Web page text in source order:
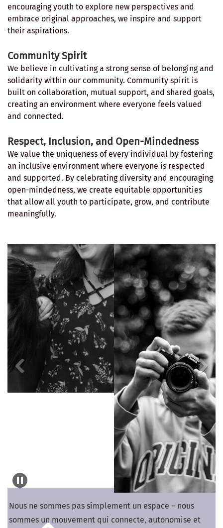
encouraging youth to explore new perspectives and
embrace original approaches, we inspire and support
their aspirations.
Community Spirit
We believe in cultivating a strong sense of belonging and
solidarity within our community. Community spirit is
built on collaboration, mutual support, and shared goals,
creating an environment where everyone feels valued
and connected.
Respect, Inclusion, and Open-Mindedness
We value the uniqueness of every individual by fostering
an inclusive environment where everyone is respected
and supported. By celebrating diversity and encouraging
open-mindedness, we create equitable opportunities
that allow all youth to participate, grow, and contribute
meaningfully.
Nous ne sommes pas simplement un espace – nous
sommes un mouvement qui connecte, autonomise et